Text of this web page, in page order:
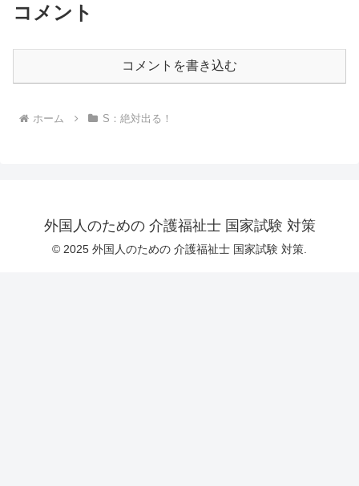
コメント
コメントを書き込む
ホーム S：絶対出る！
外国人のための 介護福祉士 国家試験 対策
© 2025 外国人のための 介護福祉士 国家試験 対策.